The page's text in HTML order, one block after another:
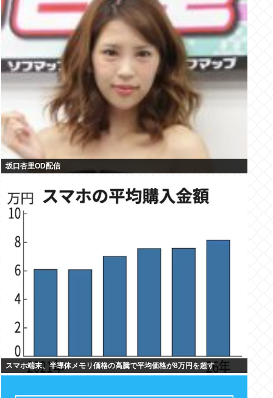
坂口杏里OD配信
スマホ端末、半導体メモリ価格の高騰で平均価格が8万円を超す